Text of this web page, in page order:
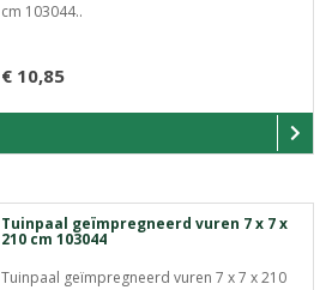
cm 103044..
€ 10,85
Tuinpaal geïmpregneerd vuren 7 x 7 x
210 cm 103044
Tuinpaal geïmpregneerd vuren 7 x 7 x 210